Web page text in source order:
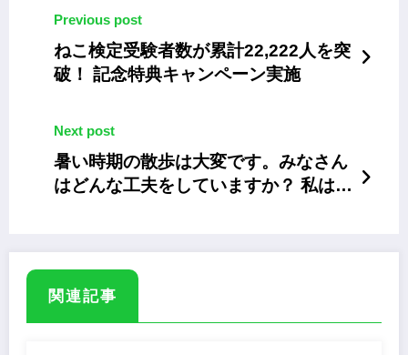
Previous post
ねこ検定受験者数が累計22,222人を突
破！ 記念特典キャンペーン実施
Next post
暑い時期の散歩は大変です。みなさん
はどんな工夫をしていますか？ 私は夕
関連記事